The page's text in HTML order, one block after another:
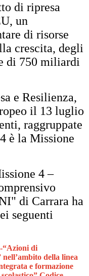
di ripresa
un
di risorse
crescita, degli
di 750 miliardi
e Resilienza,
il 13 luglio
raggruppate
è la Missione
4 –
di Carrara ha
seguenti
“Azioni di
della linea
e formazione